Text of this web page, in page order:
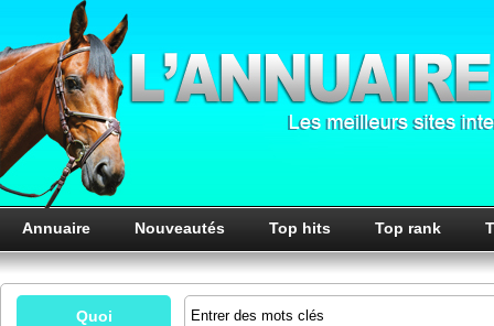
Annuaire Nouveautés Top hits Top rank
Quoi